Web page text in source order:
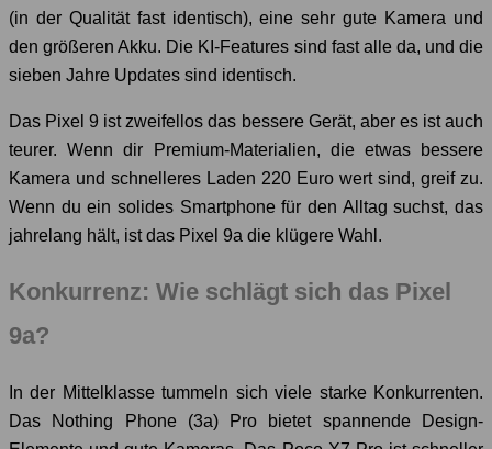
(in der Qualität fast identisch), eine sehr gute Kamera und
den größeren Akku. Die KI-Features sind fast alle da, und die
sieben Jahre Updates sind identisch.
Das Pixel 9 ist zweifellos das bessere Gerät, aber es ist auch
teurer. Wenn dir Premium-Materialien, die etwas bessere
Kamera und schnelleres Laden 220 Euro wert sind, greif zu.
Wenn du ein solides Smartphone für den Alltag suchst, das
jahrelang hält, ist das Pixel 9a die klügere Wahl.
Konkurrenz: Wie schlägt sich das Pixel
9a?
In der Mittelklasse tummeln sich viele starke Konkurrenten.
Das Nothing Phone (3a) Pro bietet spannende Design-